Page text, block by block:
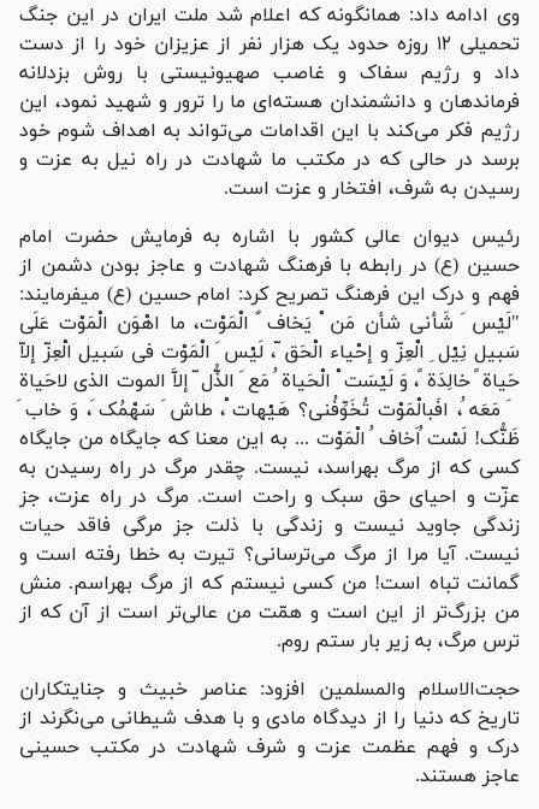
وی ادامه داد: همانگونه که اعلام شد ملت ایران در این جنگ
تحمیلی ۱۲ روزه حدود یک هزار نفر از عزیزان خود را از دست
داد و رژیم سفاک و غاصب صهیونیستی با روش بزدلانه
فرماندهان و دانشمندان هسته‌ای ما را ترور و شهید نمود، این
رژیم فکر می‌کند با این اقدامات می‌تواند به اهداف شوم خود
برسد در حالی که در مکتب ما شهادت در راه نیل به عزت و
رسیدن به شرف، افتخار و عزت است.
رئیس دیوان عالی کشور با اشاره به فرمایش حضرت امام
حسین (ع) در رابطه با فرهنگ شهادت و عاجز بودن دشمن از
فهم و درک این فرهنگ تصریح کرد: امام حسین (ع) میفرمایند:
"لَیْس َ شَأنی شأن مَن ْ یَخاف ٌ الْمَوْت، ما اهْوَن الْمَوْت عَلَی
سَبیل نِیْل ِ الْعِزّ و إحْیاء الْحَق ّ، لَیْس َ الْمَوْت فی سَبیل الْعِزّ إلاّ
حَیاة ً خالِدَة ً، وَ لَیْسَت ْ الْحَیاة ُ مَع َ الذُّل ّ إلاَّ الموت الذی لاحَیاة
َ مَعَه ُ، افَبالْمَوْت تُخَوِّفُنی؟ هَیْهات ْ، طاش َ سَهْمُک َ، وَ خاب َ
ظَنُّک! لَسْت ُاَخاف ُ الْمَوْت ... به این معنا که جایگاه من جایگاه
کسی که از مرگ بهراسد، نیست. چقدر مرگ در راه رسیدن به
عزّت و احیای حق سبک و راحت است. مرگ در راه عزت، جز
زندگی جاوید نیست و زندگی با ذلت جز مرگی فاقد حیات
نیست. آیا مرا از مرگ می‌ترسانی؟ تیرت به خطا رفته است و
گمانت تباه است! من کسی نیستم که از مرگ بهراسم. منش
من بزرگ‌تر از این است و همّت من عالی‌تر است از آن که از
ترس مرگ، به زیر بار ستم روم.
حجت‌الاسلام والمسلمین افزود: عناصر خبیث و جنایتکاران
تاریخ که دنیا را از دیدگاه مادی و با هدف شیطانی می‌نگرند از
درک و فهم عظمت عزت و شرف شهادت در مکتب حسینی
عاجز هستند.